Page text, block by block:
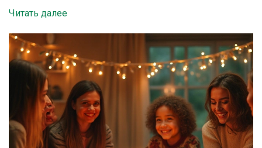
Читать далее